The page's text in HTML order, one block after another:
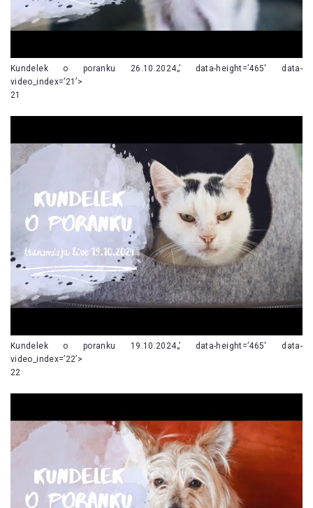
Kundelek o poranku 26.10.2024„’ data-height=’465′ data-
video_index=’21’>
21
Kundelek o poranku 19.10.2024„’ data-height=’465′ data-
video_index=’22’>
22